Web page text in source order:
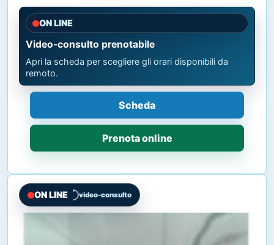
ON LINE
Video-consulto prenotabile
Apri la scheda per scegliere gli orari disponibili da
remoto.
Scheda
Prenota online
ON LINE video-consulto